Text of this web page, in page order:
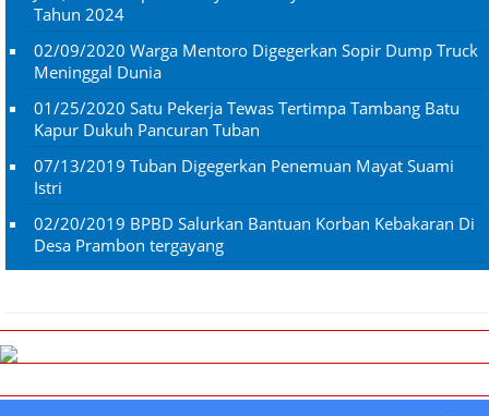
Tahun 2024
02/09/2020 Warga Mentoro Digegerkan Sopir Dump Truck
Meninggal Dunia
01/25/2020 Satu Pekerja Tewas Tertimpa Tambang Batu
Kapur Dukuh Pancuran Tuban
07/13/2019 Tuban Digegerkan Penemuan Mayat Suami
Istri
02/20/2019 BPBD Salurkan Bantuan Korban Kebakaran Di
Desa Prambon tergayang